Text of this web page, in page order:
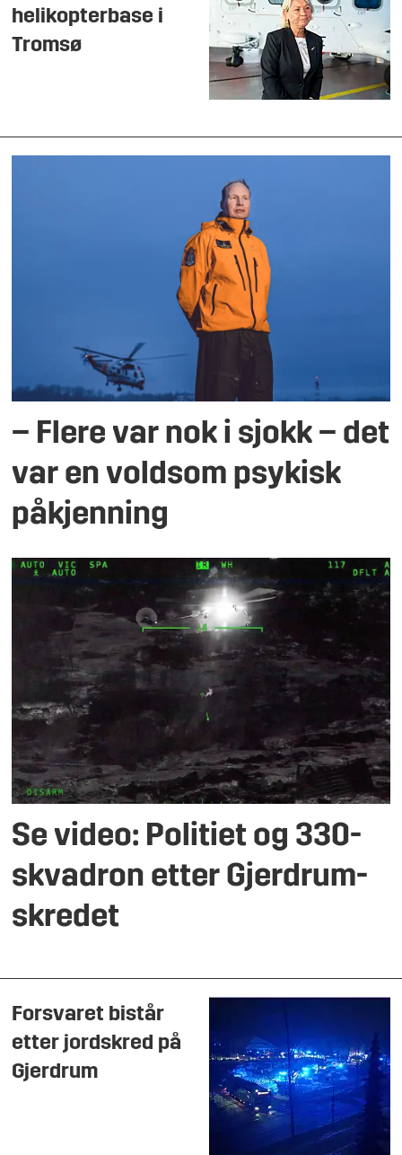
helikopterbase i
Tromsø
– Flere var nok i sjokk – det
var en voldsom psykisk
påkjenning
Se video: Politiet og 330-
skvadron etter Gjerdrum-
skredet
Forsvaret bistår
etter jordskred på
Gjerdrum